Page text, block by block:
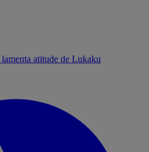
atitude de Lukaku